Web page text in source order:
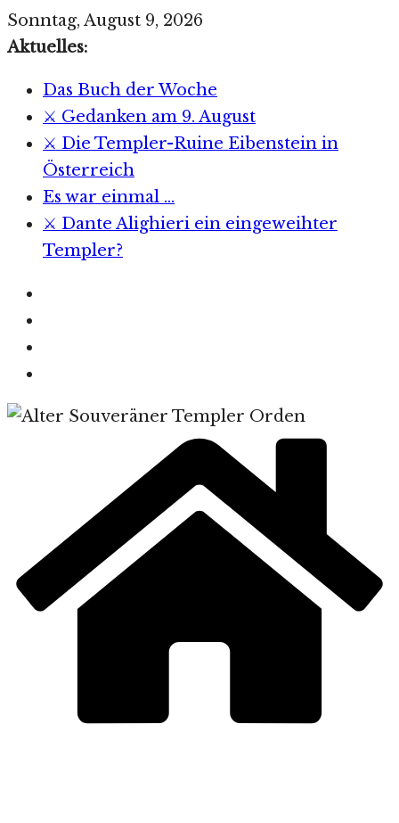
Zum
Inhalt
Sonntag, August 9, 2026
Aktuelles:
Das Buch der Woche
⚔️ Gedanken am 9. August
⚔️ Die Templer-Ruine Eibenstein in
Österreich
Es war einmal …
⚔️ Dante Alighieri ein eingeweihter
Templer?